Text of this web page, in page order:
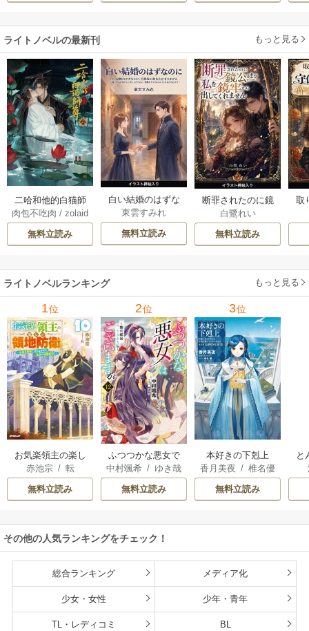
二
ライトノベルの最新刊 もっと見る
二哈和他的白猫師
尊 5-6巻
肉包不吃肉 /zolaid
a/石原理夏
無料立読み
白い結婚のはずな
のに、旦那様の指
先が止まりません
（挿絵版） 1巻
東雲すみれ
無料立読み
断罪されたのに鏡
公さまが私を鏡牢
から出してくれま
せん（挿絵版） 1巻
白鷺れい
無料立読み
取
ま
ライトノベルランキング もっと見る
1位
お気楽領主の楽し
い領地防衛
赤池宗/ 転
無料立読み
2位
ふつつかな悪女で
はございますが
中村颯希 / ゆき哉
無料立読み
3位
本好きの下剋上
香月美夜 /椎名優
無料立読み
と
その他の人気ランキングをチェック！
総合ランキング メディア化
少女・女性 少年・青年
TL・レディコミ BL